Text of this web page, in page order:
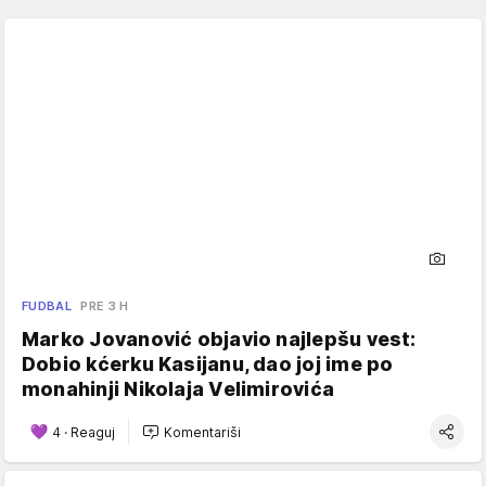
FUDBAL PRE 3 H
Marko Jovanović objavio najlepšu vest:
Dobio kćerku Kasijanu, dao joj ime po
monahinji Nikolaja Velimirovića
4 · Reaguj Komentariši